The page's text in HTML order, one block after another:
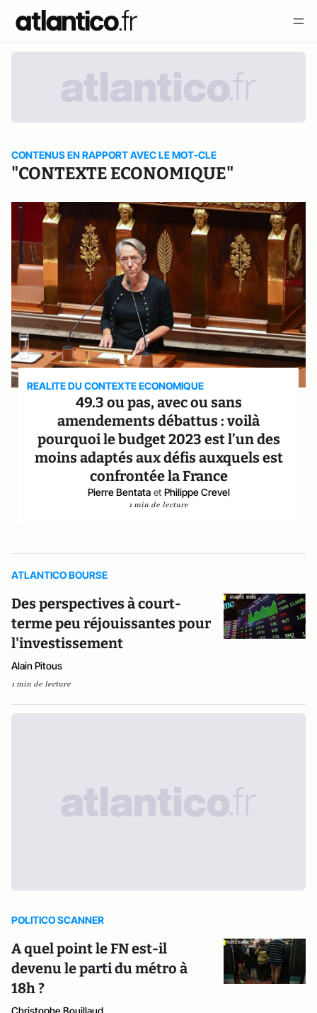
CONTENUS EN RAPPORT AVEC LE MOT-CLE
"CONTEXTE ECONOMIQUE"
REALITE DU CONTEXTE ECONOMIQUE
49.3 ou pas, avec ou sans
amendements débattus : voilà
pourquoi le budget 2023 est l’un des
moins adaptés aux défis auxquels est
confrontée la France
Pierre Bentata et Philippe Crevel
1 min de lecture
ATLANTICO BOURSE
Des perspectives à court-
terme peu réjouissantes pour
l'investissement
Alain Pitous
1 min de lecture
POLITICO SCANNER
A quel point le FN est-il
devenu le parti du métro à
18h ?
Christophe Bouillaud